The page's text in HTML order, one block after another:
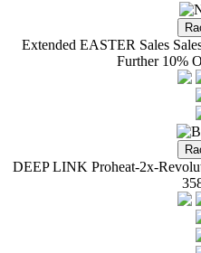
Extended EASTER Sales
Further 10%
DEEP LINK Proheat-2x-